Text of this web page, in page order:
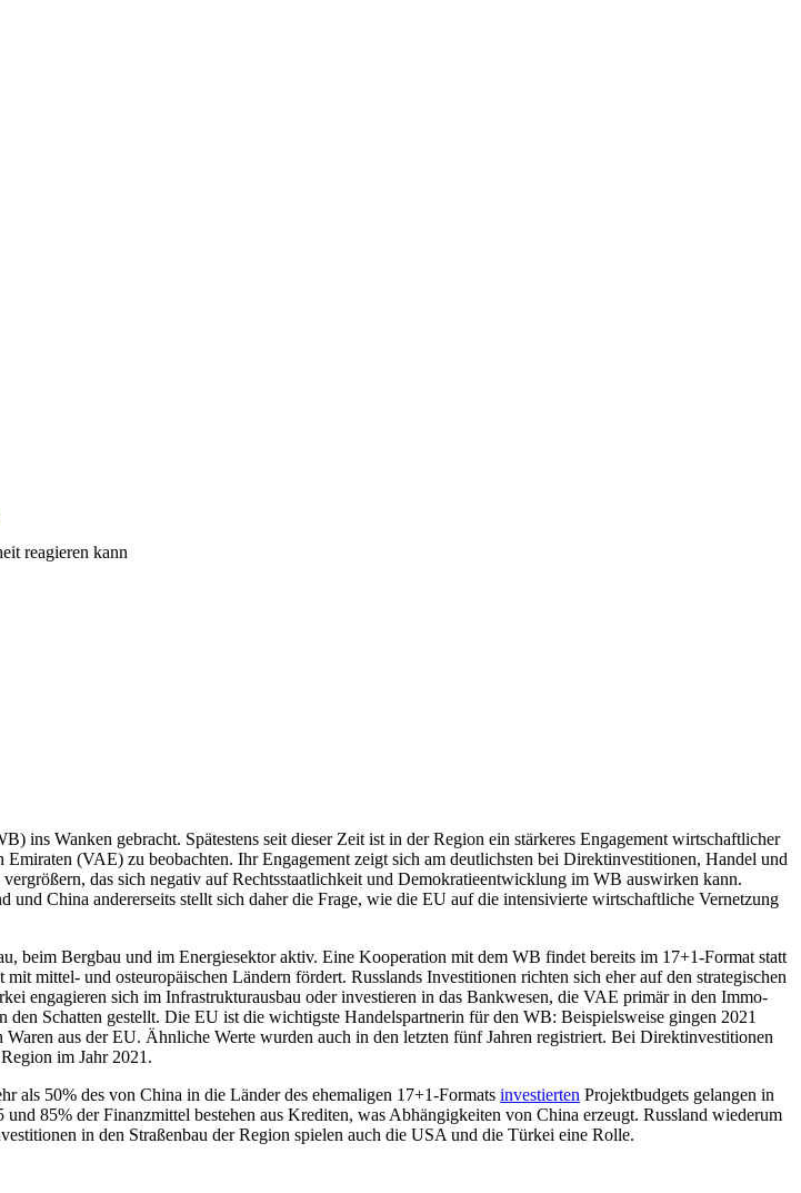
reagieren kann
Wanken gebracht. Spätestens seit dieser Zeit ist in der Region ein stärkeres Engagement wirtschaftlicher
(VAE) zu beobachten. Ihr Engagement zeigt sich am deutlichsten bei Direktinvestitionen, Handel und
das sich negativ auf Rechtsstaatlichkeit und Demokratieentwicklung im WB auswirken kann.
China andererseits stellt sich daher die Frage, wie die EU auf die intensivierte wirtschaftliche Vernetzung
Bergbau und im Energiesektor aktiv. Eine Kooperation mit dem WB findet bereits im 17+1-Format statt
mittel- und osteuropäischen Ländern fördert. Russlands Investitionen rich­ten sich eher auf den strategischen
engagieren sich im Infrastrukturausbau oder investieren in das Bankwesen, die VAE primär in den Immo­
Schatten gestellt. Die EU ist die wichtigste Handelspartnerin für den WB: Beispielsweise gingen 2021
aus der EU. Ähnliche Werte wurden auch in den letzten fünf Jahren registriert. Bei Direktinvestitionen
im Jahr 2021.
als 50% des von China in die Länder des ehemaligen 17+1-Formats investierten Projektbudgets gelan­gen in
und 85% der Finanzmittel bestehen aus Krediten, was Abhängigkeiten von China erzeugt. Russ­land wiederum
in den Straßenbau der Region spielen auch die USA und die Türkei eine Rolle.